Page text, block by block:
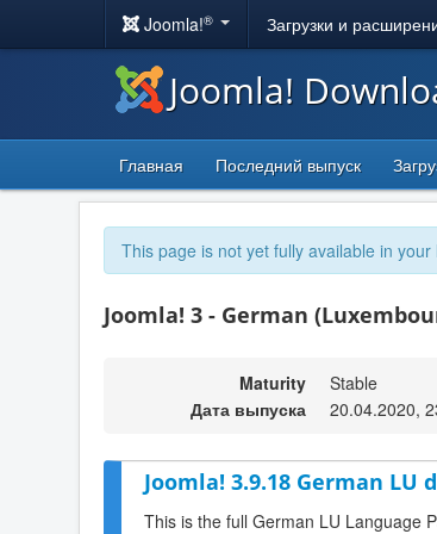
Joomla!® Загрузки и
Joomla!
Главная Последний выпуск
This page is not yet fully available in
Joomla! 3 - German
Maturity
Stable
Дата выпуска
20.04.2020,
Joomla! 3.9.18 German LU
This is the full German LU Language